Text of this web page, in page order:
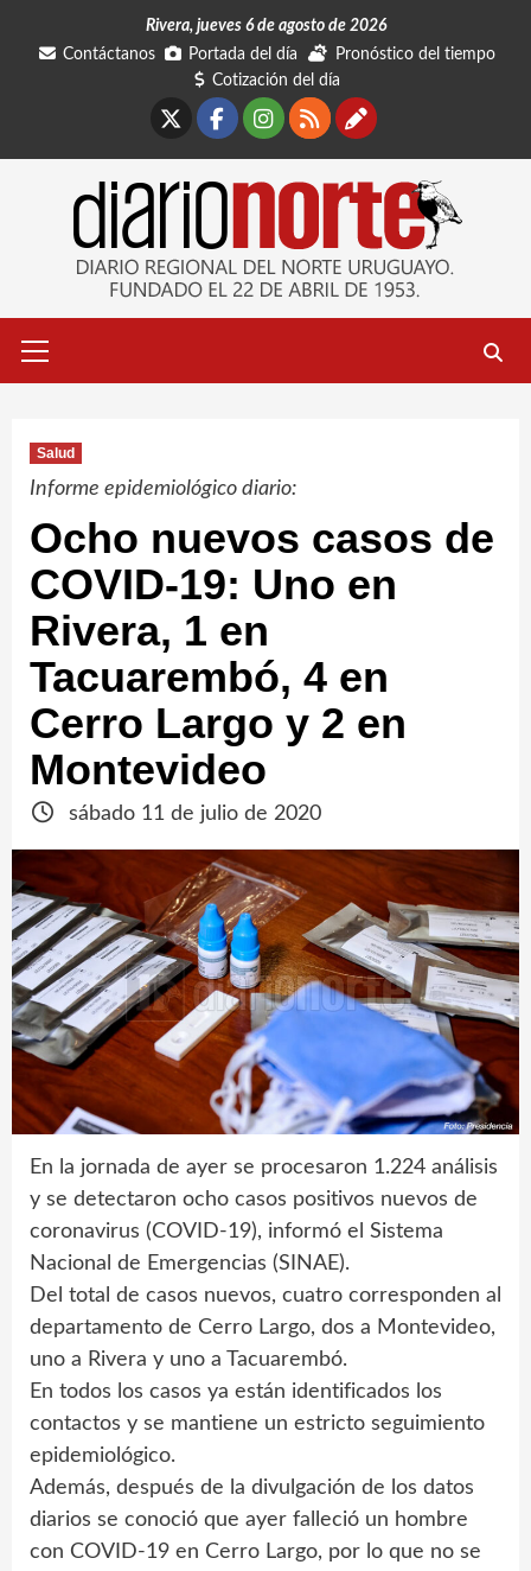
Rivera, jueves 6 de agosto de 2026
Contáctanos
Portada del día
Pronóstico del tiempo
Cotización del día
Facebook
Instagram
RSSContáctanos
primario
Salud
Informe epidemiológico diario:
Ocho nuevos casos de
COVID-19: Uno en
Rivera, 1 en
Tacuarembó, 4 en
Cerro Largo y 2 en
Montevideo
sábado 11 de julio de 2020
En la jornada de ayer se procesaron 1.224 análisis
y se detectaron ocho casos positivos nuevos de
coronavirus (COVID-19), informó el Sistema
Nacional de Emergencias (SINAE).
Del total de casos nuevos, cuatro corresponden al
departamento de Cerro Largo, dos a Montevideo,
uno a Rivera y uno a Tacuarembó.
En todos los casos ya están identificados los
contactos y se mantiene un estricto seguimiento
epidemiológico.
Además, después de la divulgación de los datos
diarios se conoció que ayer falleció un hombre
con COVID-19 en Cerro Largo, por lo que no se